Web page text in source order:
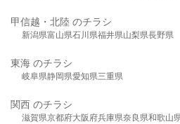
甲信越・北陸 のチラシ
新潟県富山県石川県福井県山梨県長野県
東海 のチラシ
岐阜県静岡県愛知県三重県
関西 のチラシ
滋賀県京都府大阪府兵庫県奈良県和歌山